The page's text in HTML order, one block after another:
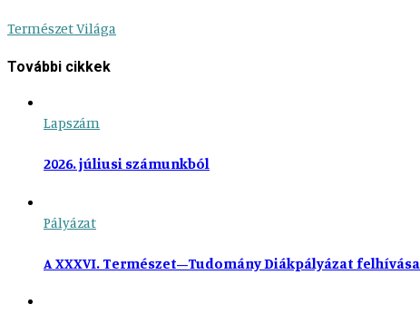
Természet Világa
További cikkek
Lapszám
2026. júliusi számunkból
Pályázat
A XXXVI. Természet–Tudomány Diákpályázat felhívása